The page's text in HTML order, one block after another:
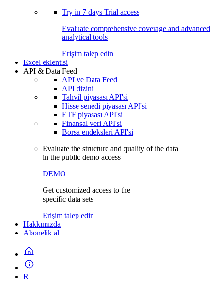
Try in 7 days Trial access
Evaluate comprehensive coverage and advanced
analytical tools
Erişim talep edin
Excel eklentisi
API & Data Feed
API ve Data Feed
API dizini
Tahvil piyasası API'si
Hisse senedi piyasası API'si
ETF piyasası API'si
Finansal veri API'si
Borsa endeksleri API'si
Evaluate the structure and quality of the data
in the public demo access
DEMO
Get customized access to the
specific data sets
Erişim talep edin
Hakkımızda
Abonelik al
R